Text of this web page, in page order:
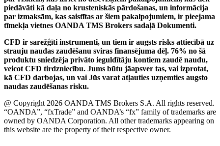
piedāvāti kā daļa no krusteniskās pārdošanas, un informācija
par izmaksām, kas saistītas ar šiem pakalpojumiem, ir pieejama
tīmekļa vietnes OANDA TMS Brokers sadaļā Dokumenti.
CFD ir sarežģīti instrumenti, un tiem ir augsts risks attiecībā uz
strauju naudas zaudēšanu sviras finansējuma dēļ. 76% no šā
produktu sniedzēja privāto ieguldītāju kontiem zaudē naudu,
veicot CFD tirdzniecību. Jums būtu jāapsver tas, vai izprotat,
kā CFD darbojas, un vai Jūs varat atļauties uzņemties augsto
naudas zaudēšanas risku.
@ Copyright 2026 OANDA TMS Brokers S.A. All rights reserved.
“OANDA”, “fxTrade” and OANDA’s “fx” family of trademarks are
owned by OANDA Corporation. All other trademarks appearing on
this website are the property of their respective owner.